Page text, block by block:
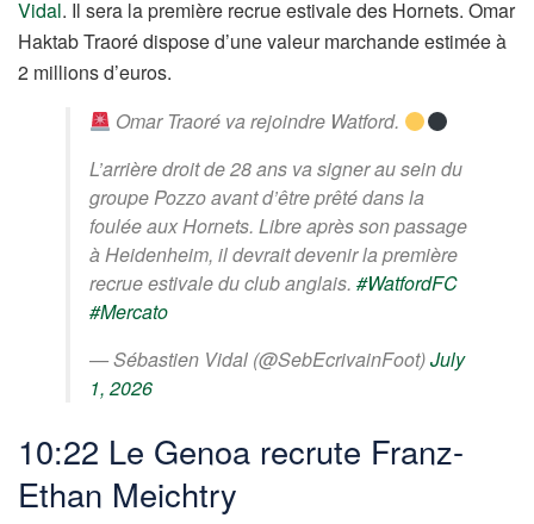
Vidal. Il sera la première recrue estivale des Hornets. Omar
Haktab Traoré dispose d’une valeur marchande estimée à
2 millions d’euros.
Omar Traoré va rejoindre Watford.
L’arrière droit de 28 ans va signer au sein du
groupe Pozzo avant d’être prêté dans la
foulée aux Hornets. Libre après son passage
à Heidenheim, il devrait devenir la première
recrue estivale du club anglais. #WatfordFC
#Mercato
— Sébastien Vidal (@SebEcrivainFoot)July
1, 2026
10:22 Le Genoa recrute Franz-
Ethan Meichtry